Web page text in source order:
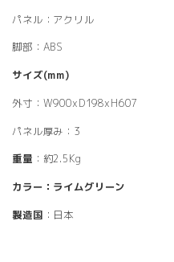
パネル：アクリル
脚部：ABS
サイズ(mm)
外寸：W900xD198xH607
パネル厚み：3
重量 ：約2.5Kg
カラー：ライムグリーン
製造国 ：日本